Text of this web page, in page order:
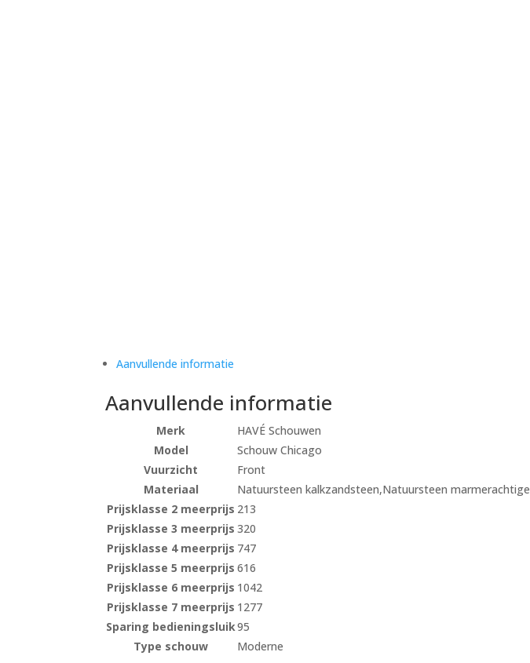
Aanvullende informatie
Aanvullende informatie
Merk
HAVÉ Schouwen
Model
Schouw Chicago
Vuurzicht
Front
Materiaal
Natuursteen kalkzandsteen,Natuursteen marmerachtige
Prijsklasse 2 meerprijs 213
Prijsklasse 3 meerprijs 320
Prijsklasse 4 meerprijs 747
Prijsklasse 5 meerprijs 616
Prijsklasse 6 meerprijs 1042
Prijsklasse 7 meerprijs 1277
Sparing bedieningsluik95
Type schouw
Moderne